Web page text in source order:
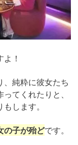
！
、純粋に彼女たち
てくれたりと、
します。
の子が殆どです。